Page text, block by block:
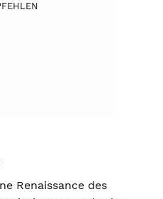
Renaissance des